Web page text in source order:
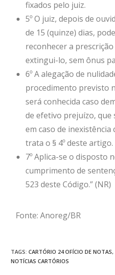
fixados pelo juiz.
5º O juiz, depois de
de 15 (quinze) dias,
reconhecer a
extingui-lo, sem ônus
6º A alegação de
procedimento previsto
será conhecida caso
de efetivo prejuízo, que
em caso de inexistência
trata o § 4º deste artigo.
7º Aplica-se o disposto
cumprimento de
523 deste Código.” (NR)
Fonte: Anoreg/BR
TAGS:CARTÓRIO 24 OFÍCIO DE NOTAS,
NOTÍCIAS CARTÓRIOS